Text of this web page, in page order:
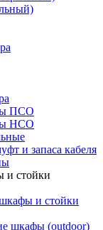
ПСО
НСО
и запаса кабеля
и стойки
и стойки
шкафы (outdoor)